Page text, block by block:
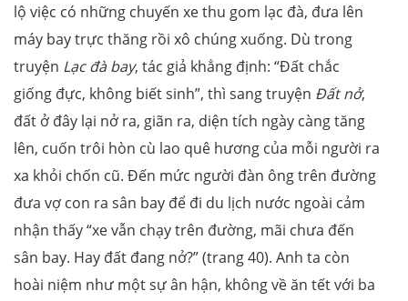
lộ việc có những chuyến xe thu gom lạc đà, đưa lên
máy bay trực thăng rồi xô chúng xuống. Dù trong
truyện Lạc đà bay, tác giả khẳng định: “Đất chắc
giống đực, không biết sinh”, thì sang truyện Đất nở,
đất ở đây lại nở ra, giãn ra, diện tích ngày càng tăng
lên, cuốn trôi hòn cù lao quê hương của mỗi người ra
xa khỏi chốn cũ. Đến mức người đàn ông trên đường
đưa vợ con ra sân bay để đi du lịch nước ngoài cảm
nhận thấy “xe vẫn chạy trên đường, mãi chưa đến
sân bay. Hay đất đang nở?” (trang 40). Anh ta còn
hoài niệm như một sự ân hận, không về ăn tết với ba